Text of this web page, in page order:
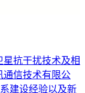
抗干扰技术及相
通信技术有限公
建设经验以及新